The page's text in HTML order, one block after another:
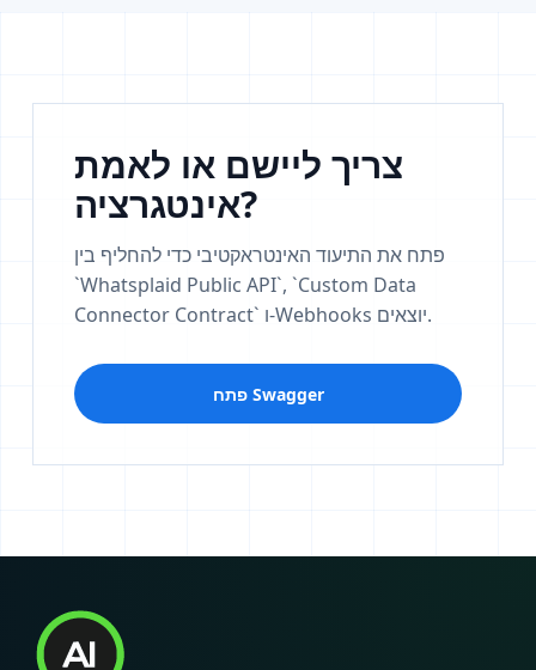
צריך ליישם או לאמת
אינטגרציה?
פתח את התיעוד האינטראקטיבי כדי להחליף בין
`Whatsplaid Public API`, `Custom Data
Connector Contract` ו-Webhooks יוצאים.
פתח Swagger